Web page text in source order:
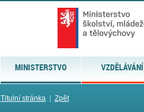
MINISTERSTVO VZDĚLÁVÁNÍ
Titulní stránka| Zpět